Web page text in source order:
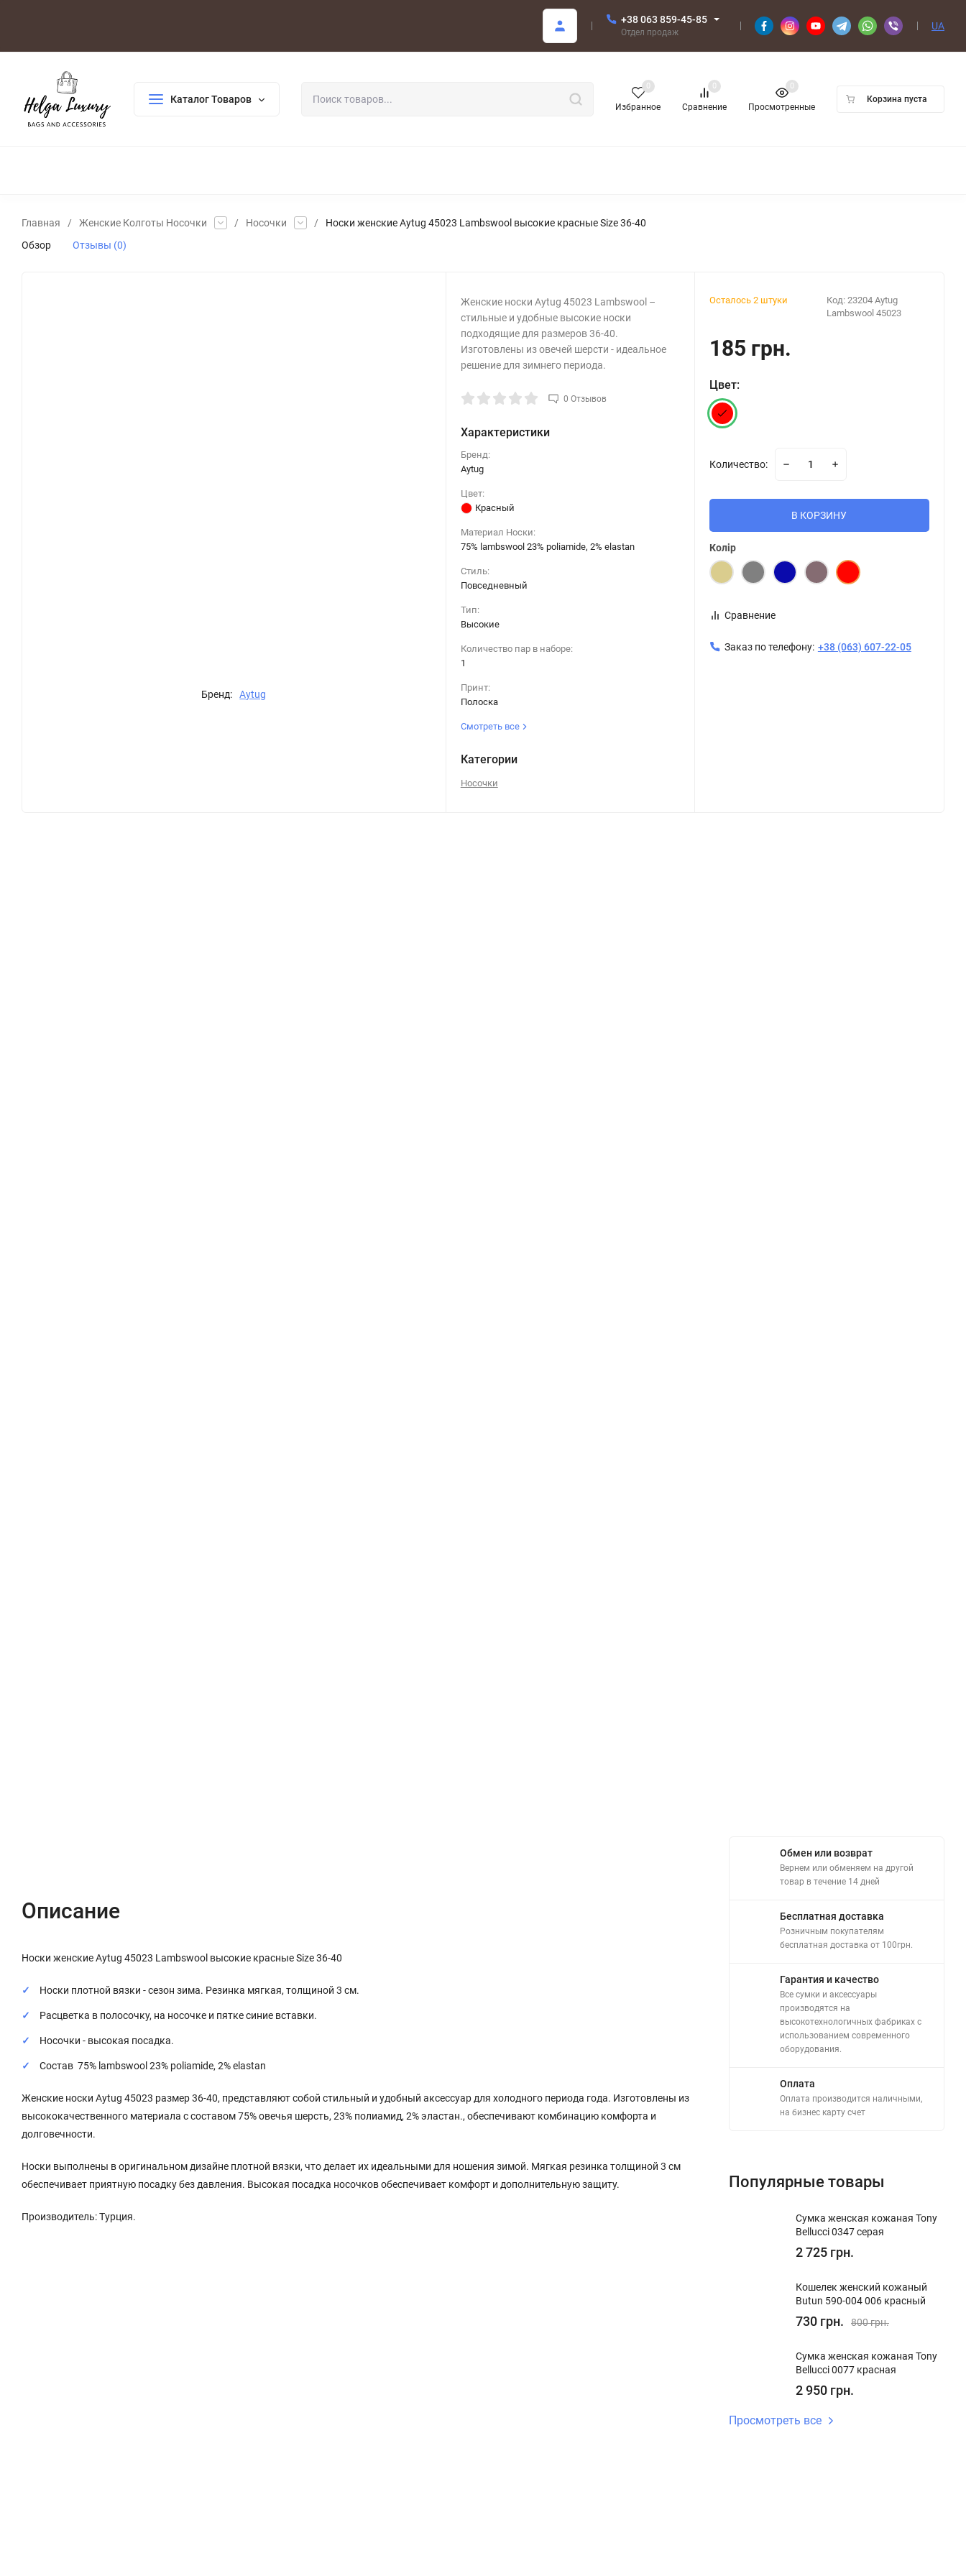
+38 063 859-45-85
Отдел продаж
UA
Каталог Товаров
Избранное
0
Сравнение
0
Просмотренные
0
Корзина пуста
Главная / Женские Колготы Носочки / Носочки /
Носки женские Aytug 45023 Lambswool высокие красные Size 36-40
Обзор
Отзывы (0)
Бренд: Aytug
Женские носки Aytug 45023 Lambswool –
стильные и удобные высокие носки
подходящие для размеров 36-40.
Изготовлены из овечей шерсти - идеальное
решение для зимнего периода.
0 Отзывов
Характеристики
Бренд:
Aytug
Цвет:
Красный
Материал Носки:
75% lambswool ​23% poliamide, 2% elastan
Стиль:
Повседневный
Тип:
Высокие
Количество пар в наборе:
1
Принт:
Полоска
Смотреть все
Категории
Носочки
Осталось 2 штуки Код: 23204 Aytug
Lambswool 45023
185 грн.
Цвет:
Количество:
В КОРЗИНУ
Колір
Сравнение
Заказ по телефону: +38 (063) 607-22-05
Описание
Носки женские Aytug 45023 Lambswool высокие красные Size 36-40
Носки плотной вязки - сезон зима. Резинка мягкая, толщиной 3 см.
Расцветка в полосочку, на носочке и пятке синие вставки.
Носочки - высокая посадка.
Состав 75% lambswool 23% poliamide, 2% elastan
Женские носки Aytug 45023 размер 36-40, представляют собой стильный и удобный аксессуар для холодного периода года. Изготовлены из
высококачественного материала с составом 75% овечья шерсть, 23% полиамид, 2% эластан., обеспечивают комбинацию комфорта и
долговечности.
Носки выполнены в оригинальном дизайне плотной вязки, что делает их идеальными для ношения зимой. Мягкая резинка толщиной 3 см
обеспечивает приятную посадку без давления. Высокая посадка носочков обеспечивает комфорт и дополнительную защиту.
Производитель: Турция.
Обмен или возврат
Вернем или обменяем на другой
товар в течение 14 дней
Бесплатная доставка
Розничным покупателям
бесплатная доставка от 100грн.
Гарантия и качество
Все сумки и аксессуары
производятся на
высокотехнологичных фабриках с
использованием современного
оборудования.
Оплата
Оплата производится наличными,
на бизнес карту счет
Популярные товары
Сумка женская кожаная Tony
Bellucci 0347 серая
2 725 грн.
Кошелек женский кожаный
Butun 590-004 006 красный
730 грн. 800 грн.
Сумка женская кожаная Tony
Bellucci 0077 красная
2 950 грн.
Просмотреть все